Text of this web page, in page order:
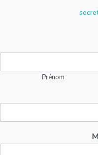
Prénom